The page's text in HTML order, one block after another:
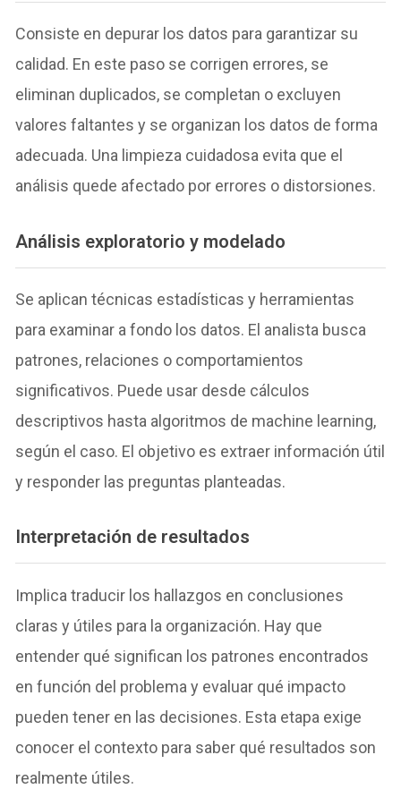
Consiste en depurar los datos para garantizar su
calidad. En este paso se corrigen errores, se
eliminan duplicados, se completan o excluyen
valores faltantes y se organizan los datos de forma
adecuada. Una limpieza cuidadosa evita que el
análisis quede afectado por errores o distorsiones.
Análisis exploratorio y modelado
Se aplican técnicas estadísticas y herramientas
para examinar a fondo los datos. El analista busca
patrones, relaciones o comportamientos
significativos. Puede usar desde cálculos
descriptivos hasta algoritmos de machine learning,
según el caso. El objetivo es extraer información útil
y responder las preguntas planteadas.
Interpretación de resultados
Implica traducir los hallazgos en conclusiones
claras y útiles para la organización. Hay que
entender qué significan los patrones encontrados
en función del problema y evaluar qué impacto
pueden tener en las decisiones. Esta etapa exige
conocer el contexto para saber qué resultados son
realmente útiles.